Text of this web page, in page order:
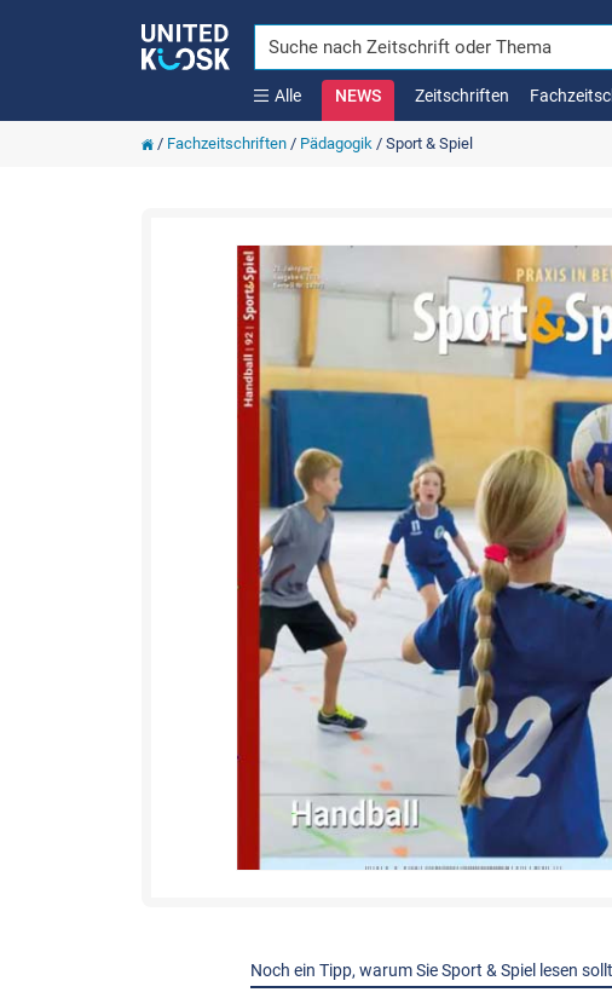
Alle NEWS Zeitschriften
/ Fachzeitschriften/ Pädagogik/ Sport & Spiel
Noch ein Tipp, warum Sie Sport & Spiel lesen